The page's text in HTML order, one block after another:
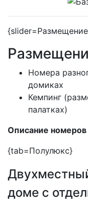
Номера
домиках
Кемпинг
палатках)
Описание номеров
{tab=Полулюкс}
доме с